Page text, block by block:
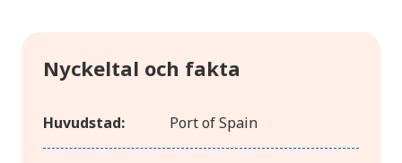
Nyckeltal och fakta
Huvudstad: Port of Spain